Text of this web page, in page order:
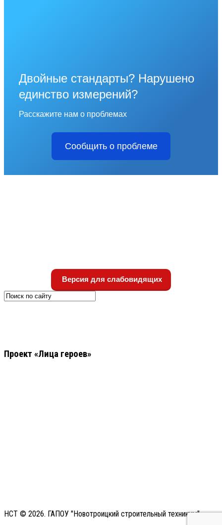
Двойные стандарты? Нарушено
единство измерений?
Расскажите нам о проблемах
Сообщить о проблеме
Версия для слабовидящих
Проект «Лица героев»
НСТ © 2026. ГАПОУ "Новотроицкий строительный техникум"